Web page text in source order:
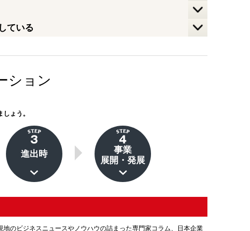
ている
ション
ょう。
進出時
事業
展開・発展
のビジネスニュースやノウハウの詰まった専門家コラム、日本企業